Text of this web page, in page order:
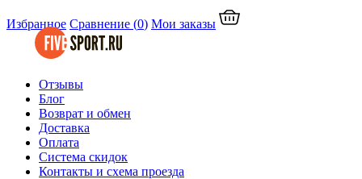
Избранное Сравнение (0) Мои заказы
Отзывы
Блог
Возврат и обмен
Доставка
Оплата
Система скидок
Контакты и схема проезда